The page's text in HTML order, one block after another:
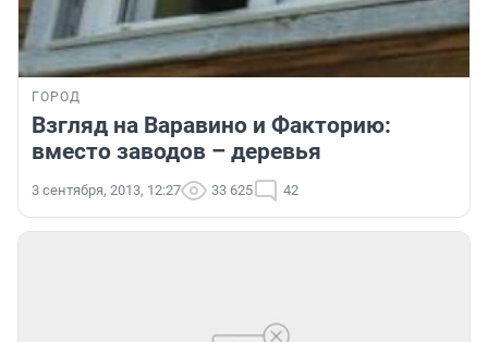
ГОРОД
Взгляд на Варавино и Факторию:
вместо заводов – деревья
3 сентября, 2013, 12:27 33 625 42